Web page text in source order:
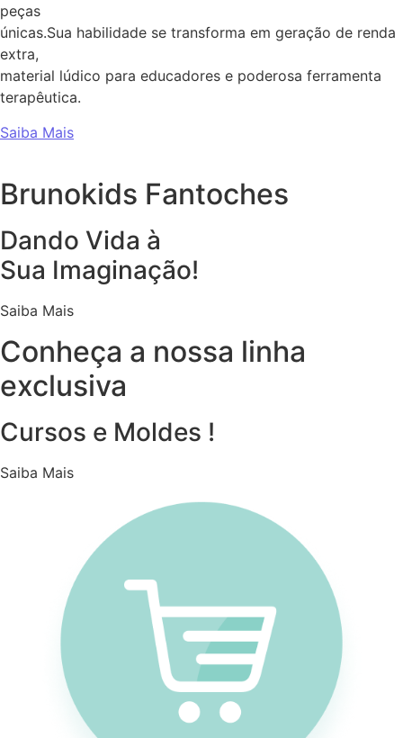
peças
únicas.Sua habilidade se transforma em geração de renda
extra,
material lúdico para educadores e poderosa ferramenta
terapêutica.
Saiba Mais
Brunokids Fantoches
Dando Vida à
Sua Imaginação!
Saiba Mais
Conheça a nossa linha
exclusiva
Cursos e Moldes !
Saiba Mais